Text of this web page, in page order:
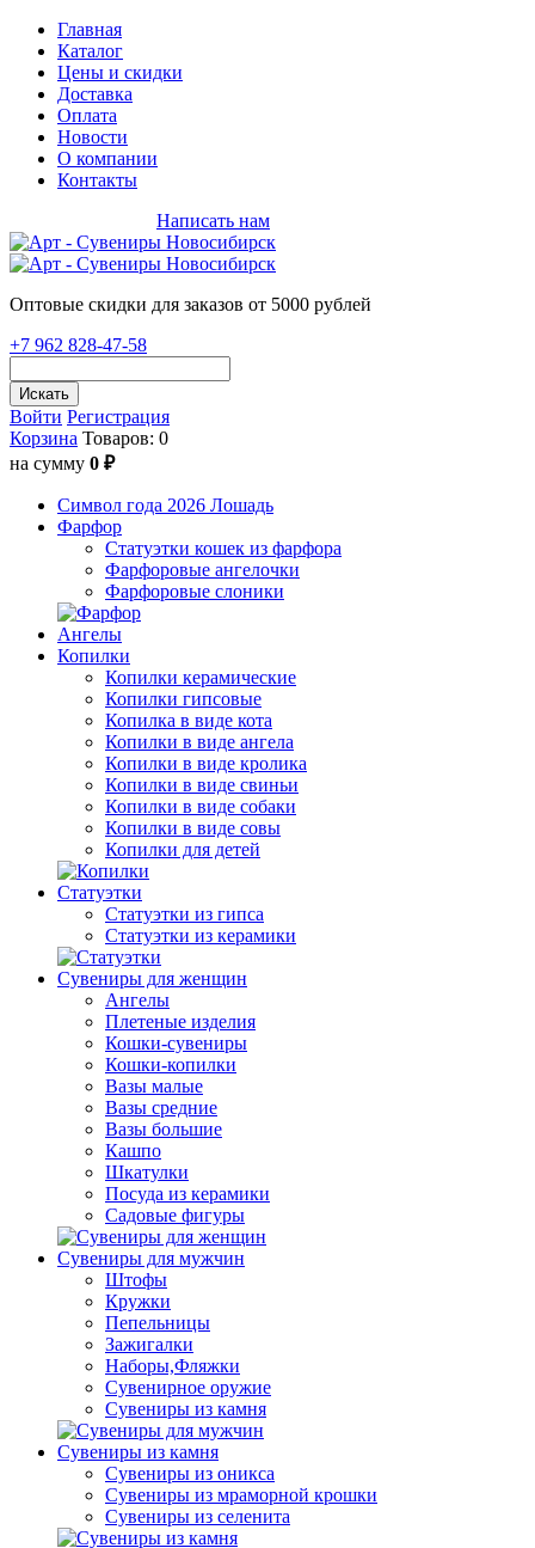
Главная
Каталог
Цены и скидки
Доставка
Оплата
Новости
О компании
Контакты
Написать нам
Оптовые скидки для заказов от 5000 рублей
+7 962 828-47-58
Искать
Войти Регистрация
Корзина Товаров: 0
на сумму 0 ₽
Символ года 2026 Лошадь
Фарфор
Статуэтки кошек из фарфора
Фарфоровые ангелочки
Фарфоровые слоники
Ангелы
Копилки
Копилки керамические
Копилки гипсовые
Копилка в виде кота
Копилки в виде ангела
Копилки в виде кролика
Копилки в виде свиньи
Копилки в виде собаки
Копилки в виде совы
Копилки для детей
Статуэтки
Статуэтки из гипса
Статуэтки из керамики
Сувениры для женщин
Ангелы
Плетеные изделия
Кошки-сувениры
Кошки-копилки
Вазы малые
Вазы средние
Вазы большие
Кашпо
Шкатулки
Посуда из керамики
Садовые фигуры
Сувениры для мужчин
Штофы
Кружки
Пепельницы
Зажигалки
Наборы,Фляжки
Сувенирное оружие
Сувениры из камня
Сувениры из камня
Сувениры из оникса
Сувениры из мраморной крошки
Сувениры из селенита